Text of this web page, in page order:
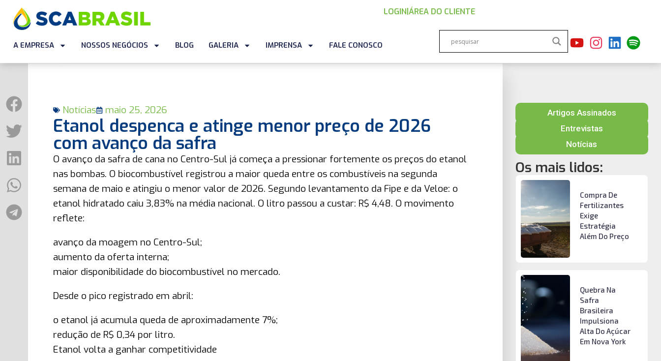
LOGIN |ÁREA DO CLIENTE
A EMPRESA NOSSOS NEGÓCIOS BLOG GALERIA IMPRENSA FALE CONOSCO
Notícias maio 25, 2026
Etanol despenca e atinge menor preço de 2026
com avanço da safra
O avanço da safra de cana no Centro-Sul já começa a pressionar fortemente os preços do etanol
nas bombas. O biocombustível registrou a maior queda entre os combustíveis na segunda
semana de maio e atingiu o menor valor de 2026. Segundo levantamento da Fipe e da Veloe: o
etanol hidratado caiu 3,83% na média nacional. O litro passou a custar: R$ 4,48. O movimento
reflete:
avanço da moagem no Centro-Sul;
aumento da oferta interna;
maior disponibilidade do biocombustível no mercado.
Desde o pico registrado em abril:
o etanol já acumula queda de aproximadamente 7%;
redução de R$ 0,34 por litro.
Etanol volta a ganhar competitividade
Artigos Assinados
Entrevistas
Notícias
Os mais lidos:
Compra De
Fertilizantes
Exige
Estratégia
Além Do Preço
Quebra Na
Safra
Brasileira
Impulsiona
Alta Do Açúcar
Em Nova York